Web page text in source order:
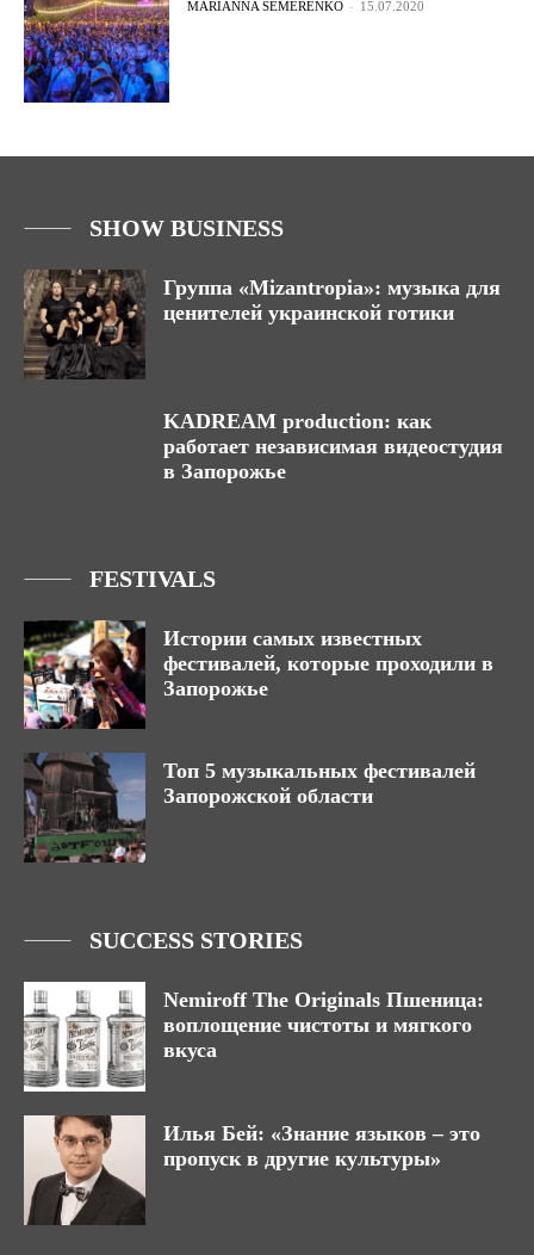
MARIANNA SEMERENKO - 15.07.2020
SHOW BUSINESS
Группа «Mizantropia»: музыка для
ценителей украинской готики
KADREAM production: как
работает независимая видеостудия
в Запорожье
FESTIVALS
Истории самых известных
фестивалей, которые проходили в
Запорожье
Топ 5 музыкальных фестивалей
Запорожской области
SUCCESS STORIES
Nemiroff The Originals Пшеница:
воплощение чистоты и мягкого
вкуса
Илья Бей: «Знание языков – это
пропуск в другие культуры»